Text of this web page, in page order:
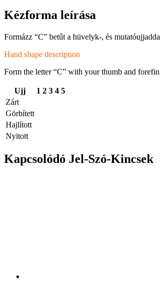
Kézforma leírása
Formázz “C” betűt a hüvelyk-, és
Hand shape description
Form the letter “C” with your thumb and
Ujj 1 2 3 4 5
Zárt
Görbített
Hajlított
Nyitott
Kapcsolódó Jel-Szó-Kincsek